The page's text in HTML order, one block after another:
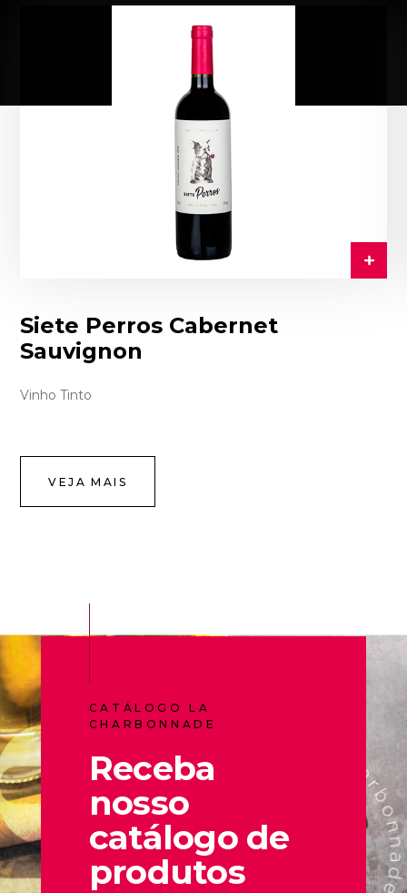
Siete Perros Cabernet
Sauvignon
Vinho Tinto
VEJA MAIS
CATÁLOGO LA
CHARBONNADE
Receba
nosso
catálogo de
produtos